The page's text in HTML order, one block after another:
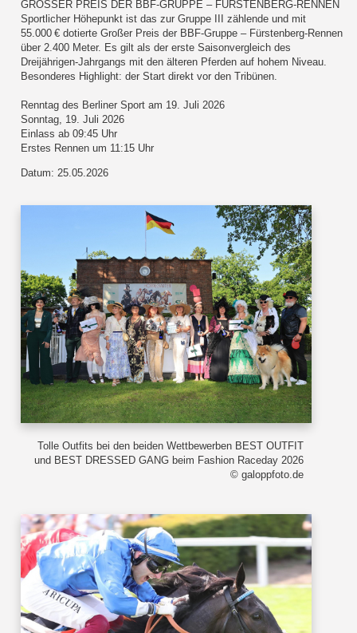
GROSSER PREIS DER BBF-GRUPPE – FÜRSTENBERG-RENNEN
Sportlicher Höhepunkt ist das zur Gruppe III zählende und mit
55.000 € dotierte Großer Preis der BBF-Gruppe – Fürstenberg-Rennen
über 2.400 Meter. Es gilt als der erste Saisonvergleich des
Dreijährigen-Jahrgangs mit den älteren Pferden auf hohem Niveau.
Besonderes Highlight: der Start direkt vor den Tribünen.
Renntag des Berliner Sport am 19. Juli 2026
Sonntag, 19. Juli 2026
Einlass ab 09:45 Uhr
Erstes Rennen um 11:15 Uhr
Datum: 25.05.2026
Tolle Outfits bei den beiden Wettbewerben BEST OUTFIT
und BEST DRESSED GANG beim Fashion Raceday 2026
© galoppfoto.de